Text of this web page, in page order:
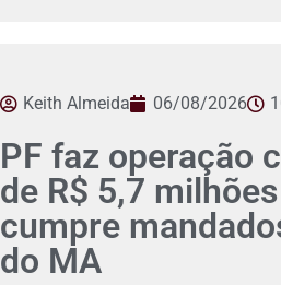
Keith Almeida 06/08/2026
PF faz operação
de R$ 5,7
cumpre
do MA